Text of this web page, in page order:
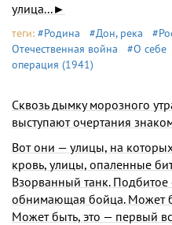
улица...►
теги: #Родина #Дон, река
Отечественная война
#О себе
операция (1941)
Сквозь дымку морозного
выступают очертания
Вот они — улицы, на
кровь, улицы, опаленные
Взорванный танк.
обнимающая бойца. Может
Может быть, это — первый